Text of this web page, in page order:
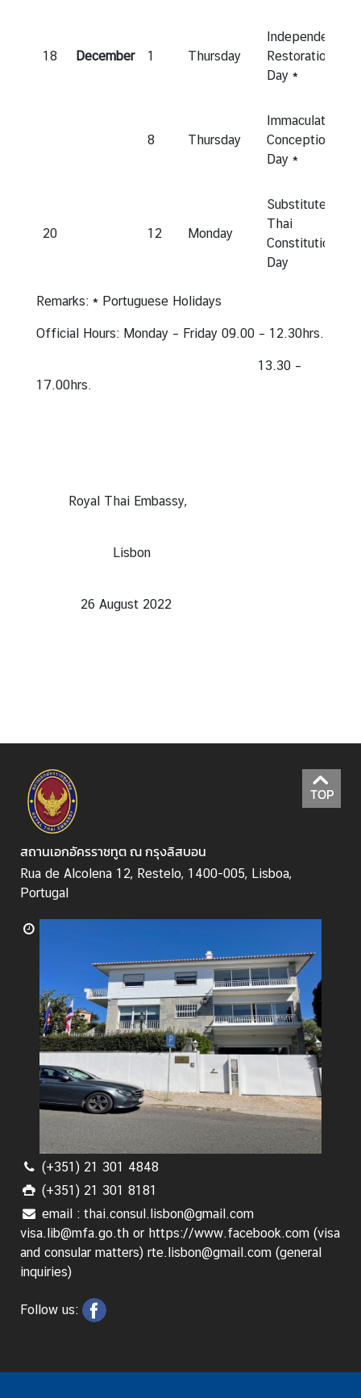
m
y
e
ข้
ล
e
r
v
i
c
e
ค
ว
ม
พั
น
ธ์
ไ
ท
ย
-
โ
ป
ร
ตุ
เ
ก
ส
T
i
18 December 1 Thursday
Independence
Restoration
Day *
8 Thursday
Immaculate
Conception
Day *
20 12 Monday
Substitute for
Thai
Constitution
Day
Remarks: * Portuguese Holidays
Official Hours: Monday – Friday 09.00 – 12.30hrs.
13.30 –
17.00hrs.
Royal Thai Embassy,
Lisbon
26 August 2022
TOP
สถานเอกอัครราชทูต ณ กรุงลิสบอน
Rua de Alcolena 12, Restelo, 1400-005, Lisboa,
Portugal
(+351) 21 301 4848
(+351) 21 301 8181
email : thai.consul.lisbon@gmail.com
visa.lib@mfa.go.th or https://www.facebook.com (visa
and consular matters) rte.lisbon@gmail.com (general
inquiries)
Follow us: